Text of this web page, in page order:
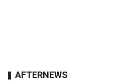
AFTERNEWS